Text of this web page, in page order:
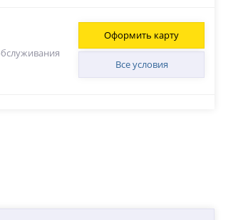
Все условия
Оформить карту